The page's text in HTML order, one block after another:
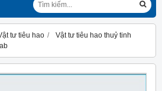
tư tiêu hao
Vật tư tiêu hao thuỷ tinh